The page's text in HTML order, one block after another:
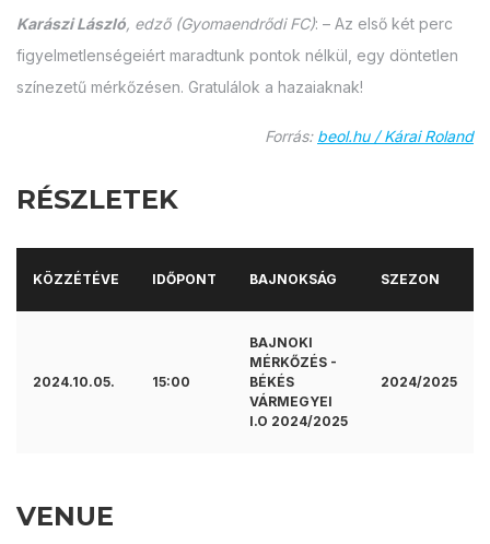
Karászi László, edző (Gyomaendrődi FC): – Az első két perc
figyelmetlenségeiért maradtunk pontok nélkül, egy döntetlen
színezetű mérkőzésen. Gratulálok a hazaiaknak!
Forrás: beol.hu / Kárai Roland
RÉSZLETEK
KÖZZÉTÉVE IDŐPONT BAJNOKSÁG SZEZON
2024.10.05. 15:00
BAJNOKI
MÉRKŐZÉS -
BÉKÉS
VÁRMEGYEI
I.O 2024/2025
2024/2025
VENUE